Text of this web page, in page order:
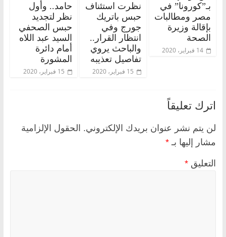
بـ”كورونا” في
مصر ومطالبات
بإقالة وزيرة
الصحة
14 فبراير، 2020
نظرت استئناف
حبس باتريك
جورج وفي
انتظار القرار..
والباحث يروي
تفاصيل تعذيبه
15 فبراير، 2020
حامد.. وأول
نظر لتجديد
حبس الصحفي
السيد عبد اللاه
أمام دائرة
المشورة
15 فبراير، 2020
اترك تعليقاً
لن يتم نشر عنوان بريدك الإلكتروني. الحقول الإلزامية
مشار إليها بـ *
التعليق *